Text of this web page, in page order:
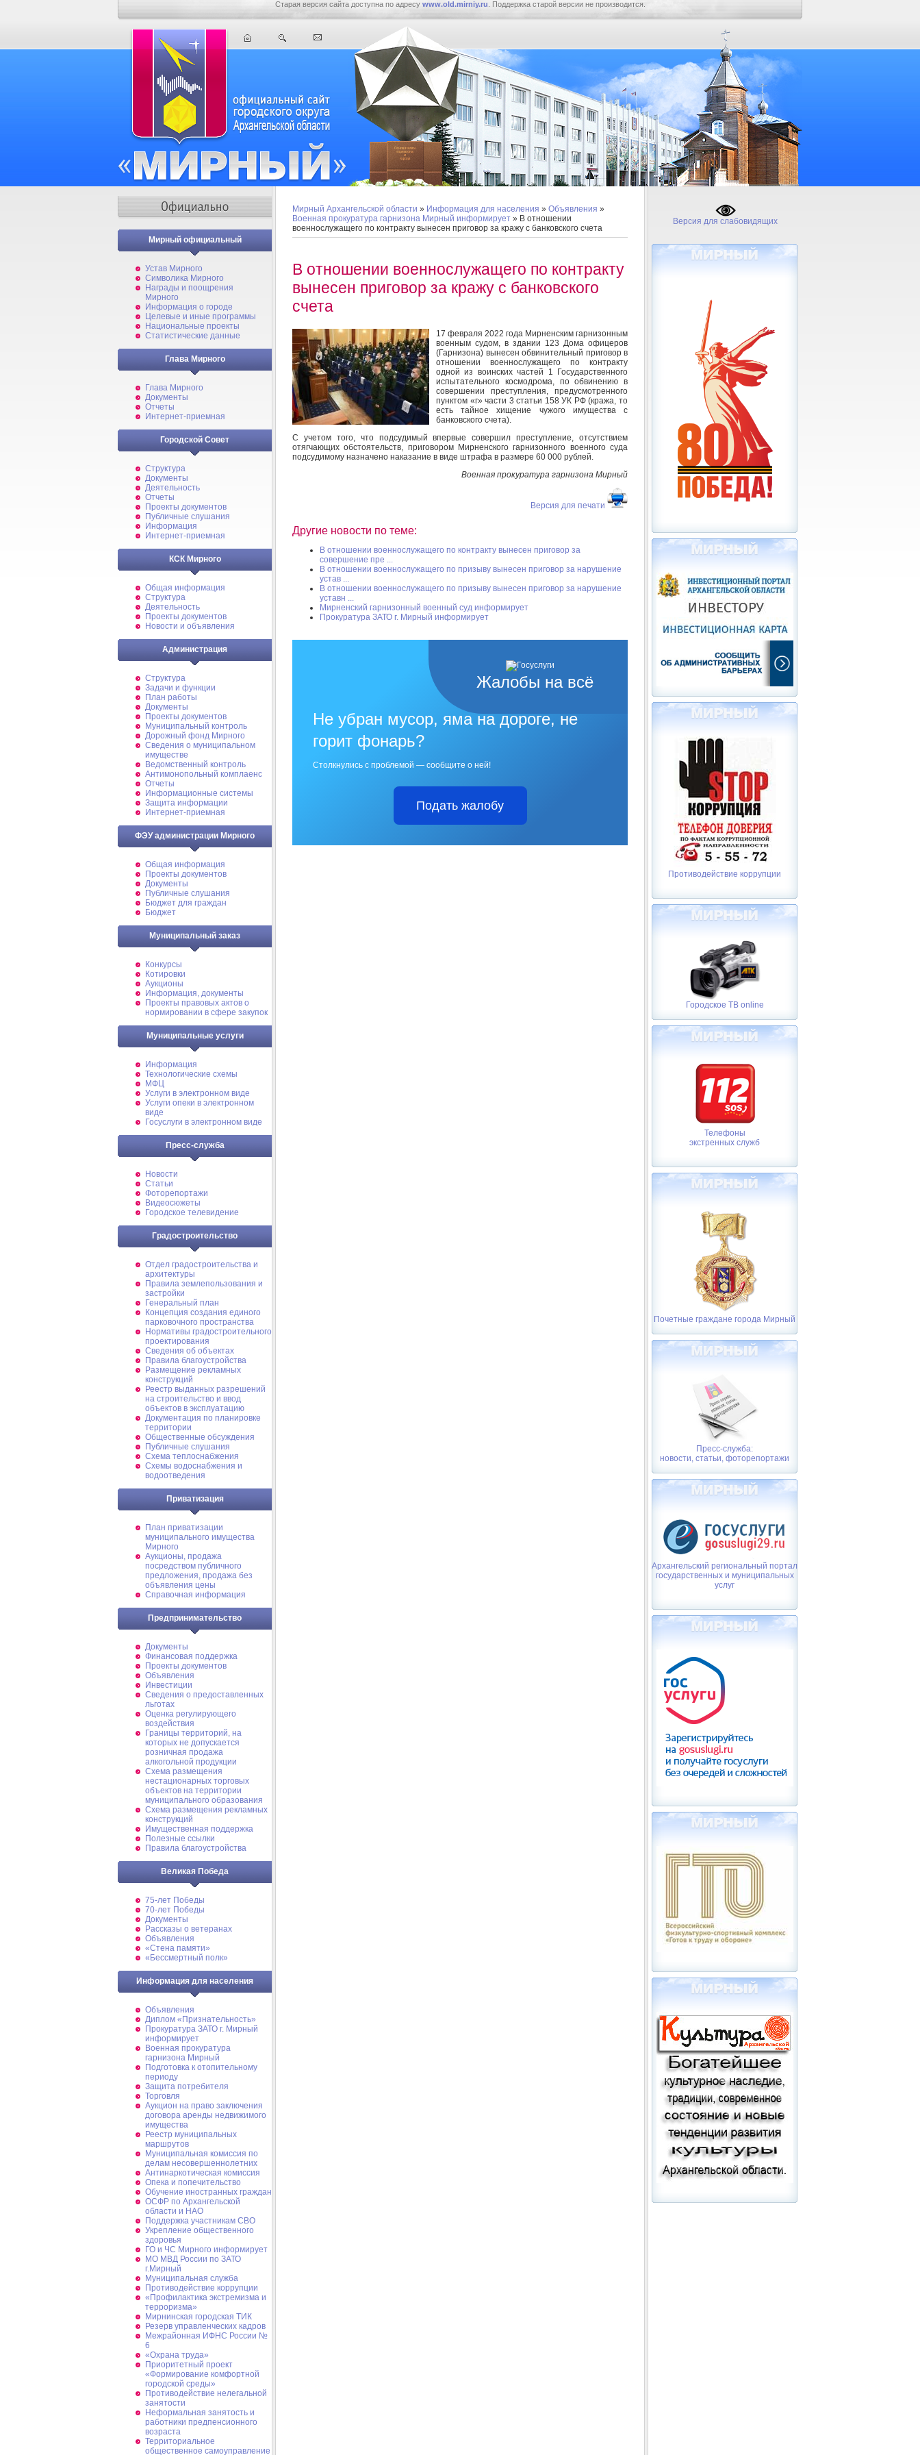
Старая версия сайта доступна по адресу www.old.mirniy.ru . Поддержка старой версии не производится.
Мирный официальный
Устав Мирного
Символика Мирного
Награды и поощрения
Мирного
Информация о городе
Целевые и иные программы
Национальные проекты
Статистические данные
Глава Мирного
Глава Мирного
Документы
Отчеты
Интернет-приемная
Городской Совет
Структура
Документы
Деятельность
Отчеты
Проекты документов
Публичные слушания
Информация
Интернет-приемная
КСК Мирного
Общая информация
Структура
Деятельность
Проекты документов
Новости и объявления
Администрация
Структура
Задачи и функции
План работы
Документы
Проекты документов
Муниципальный контроль
Дорожный фонд Мирного
Cведения о муниципальном
имуществе
Ведомственный контроль
Антимонопольный комплаенс
Отчеты
Информационные системы
Защита информации
Интернет-приемная
ФЭУ администрации Мирного
Общая информация
Проекты документов
Документы
Публичные слушания
Бюджет для граждан
Бюджет
Муниципальный заказ
Конкурсы
Котировки
Аукционы
Информация, документы
Проекты правовых актов о
нормировании в сфере закупок
Муниципальные услуги
Информация
Технологические схемы
МФЦ
Услуги в электронном виде
Услуги опеки в электронном
виде
Госуслуги в электронном виде
Пресс-служба
Новости
Статьи
Фоторепортажи
Видеосюжеты
Городское телевидение
Градостроительство
Отдел градостроительства и
архитектуры
Правила землепользования и
застройки
Генеральный план
Концепция создания единого
парковочного пространства
Нормативы градостроительного
проектирования
Сведения об объектах
Правила благоустройства
Размещение рекламных
конструкций
Реестр выданных разрешений
на строительство и ввод
объектов в эксплуатацию
Документация по планировке
территории
Общественные обсуждения
Публичные слушания
Схема теплоснабжения
Схемы водоснабжения и
водоотведения
Приватизация
План приватизации
муниципального имущества
Мирного
Аукционы, продажа
посредством публичного
предложения, продажа без
объявления цены
Справочная информация
Предпринимательство
Документы
Финансовая поддержка
Проекты документов
Объявления
Инвестиции
Сведения о предоставленных
льготах
Оценка регулирующего
воздействия
Границы территорий, на
которых не допускается
розничная продажа
алкогольной продукции
Схема размещения
нестационарных торговых
объектов на территории
муниципального образования
Схема размещения рекламных
конструкций
Имущественная поддержка
Полезные ссылки
Правила благоустройства
Великая Победа
75-лет Победы
70-лет Победы
Документы
Рассказы о ветеранах
Объявления
«Стена памяти»
«Бессмертный полк»
Информация для населения
Объявления
Диплом «Признательность»
Прокуратура ЗАТО г. Мирный
информирует
Военная прокуратура
гарнизона Мирный
Подготовка к отопительному
периоду
Защита потребителя
Торговля
Аукцион на право заключения
договора аренды недвижимого
имущества
Реестр муниципальных
маршрутов
Муниципальная комиссия по
делам несовершеннолетних
Антинаркотическая комиссия
Опека и попечительство
Обучение иностранных граждан
ОСФР по Архангельской
области и НАО
Поддержка участникам СВО
Укрепление общественного
здоровья
ГО и ЧС Мирного информирует
МО МВД России по ЗАТО
г.Мирный
Муниципальная cлужба
Противодействие коррупции
«Профилактика экстремизма и
терроризма»
Мирнинская городская ТИК
Резерв управленческих кадров
Межрайонная ИФНС России №
6
«Охрана труда»
Приоритетный проект
«Формирование комфортной
городской среды»
Противодействие нелегальной
занятости
Неформальная занятость и
работники предпенсионного
возраста
Территориальное
общественное самоуправление
Мирный Архангельской области » Информация для населения » Объявления »
Военная прокуратура гарнизона Мирный информирует » В отношении
военнослужащего по контракту вынесен приговор за кражу с банковского счета
В отношении военнослужащего по контракту
вынесен приговор за кражу с банковского
счета
17 февраля 2022 года Мирненским гарнизонным
военным судом, в здании 123 Дома офицеров
(Гарнизона) вынесен обвинительный приговор в
отношении военнослужащего по контракту
одной из воинских частей 1 Государственного
испытательного космодрома, по обвинению в
совершении преступления, предусмотренного
пунктом «г» части 3 статьи 158 УК РФ (кража, то
есть тайное хищение чужого имущества с
банковского счета).
С учетом того, что подсудимый впервые совершил преступление, отсутствием
отягчающих обстоятельств, приговором Мирненского гарнизонного военного суда
подсудимому назначено наказание в виде штрафа в размере 60 000 рублей.
Военная прокуратура гарнизона Мирный
Версия для печати
Другие новости по теме:
В отношении военнослужащего по контракту вынесен приговор за
совершение пре ...
В отношении военнослужащего по призыву вынесен приговор за нарушение
устав ...
В отношении военнослужащего по призыву вынесен приговор за нарушение
уставн ...
Мирненский гарнизонный военный суд информирует
Прокуратура ЗАТО г. Мирный информирует
Жалобы на всё
Не убран мусор, яма на дороге, не
горит фонарь?
Столкнулись с проблемой — сообщите о ней!
Подать жалобу
Версия для слабовидящих
Противодействие коррупции
Городское ТВ online
Телефоны
экстренных служб
Почетные граждане города Мирный
Пресс-служба:
новости, статьи, фоторепортажи
Архангельский региональный портал
государственных и муниципальных
услуг